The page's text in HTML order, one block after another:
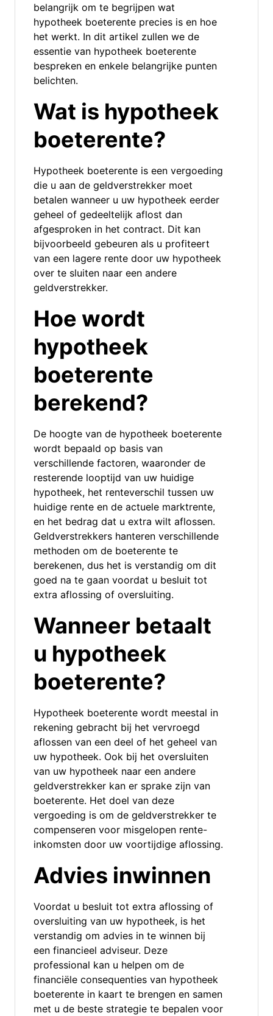
belangrijk om te begrijpen wat
hypotheek boeterente precies is en hoe
het werkt. In dit artikel zullen we de
essentie van hypotheek boeterente
bespreken en enkele belangrijke punten
belichten.
Wat is hypotheek
boeterente?
Hypotheek boeterente is een vergoeding
die u aan de geldverstrekker moet
betalen wanneer u uw hypotheek eerder
geheel of gedeeltelijk aflost dan
afgesproken in het contract. Dit kan
bijvoorbeeld gebeuren als u profiteert
van een lagere rente door uw hypotheek
over te sluiten naar een andere
geldverstrekker.
Hoe wordt
hypotheek
boeterente
berekend?
De hoogte van de hypotheek boeterente
wordt bepaald op basis van
verschillende factoren, waaronder de
resterende looptijd van uw huidige
hypotheek, het renteverschil tussen uw
huidige rente en de actuele marktrente,
en het bedrag dat u extra wilt aflossen.
Geldverstrekkers hanteren verschillende
methoden om de boeterente te
berekenen, dus het is verstandig om dit
goed na te gaan voordat u besluit tot
extra aflossing of oversluiting.
Wanneer betaalt
u hypotheek
boeterente?
Hypotheek boeterente wordt meestal in
rekening gebracht bij het vervroegd
aflossen van een deel of het geheel van
uw hypotheek. Ook bij het oversluiten
van uw hypotheek naar een andere
geldverstrekker kan er sprake zijn van
boeterente. Het doel van deze
vergoeding is om de geldverstrekker te
compenseren voor misgelopen rente-
inkomsten door uw voortijdige aflossing.
Advies inwinnen
Voordat u besluit tot extra aflossing of
oversluiting van uw hypotheek, is het
verstandig om advies in te winnen bij
een financieel adviseur. Deze
professional kan u helpen om de
financiële consequenties van hypotheek
boeterente in kaart te brengen en samen
met u de beste strategie te bepalen voor